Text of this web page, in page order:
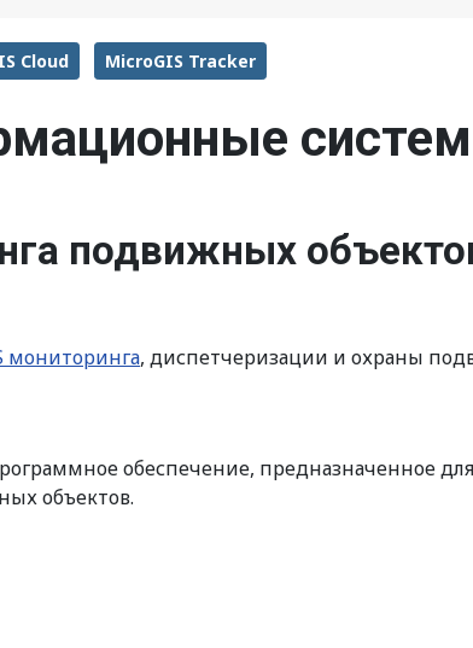
Cloud MicroGIS Tracker
подвижных
мониторинга, диспетчеризации и охраны
обеспечение, предназначенное
объектов.